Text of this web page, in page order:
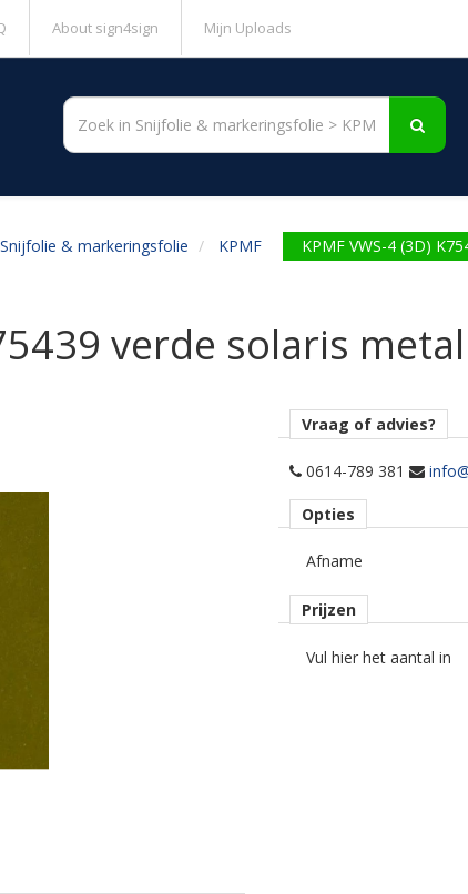
About sign4sign Mijn Uploads
Snijfolie & markeringsfolie KPMF KPMF VWS-4 (3D)
verde solaris
Vraag of advies?
0614-789 381
Opties
Afname
Prijzen
Vul hier het aantal in